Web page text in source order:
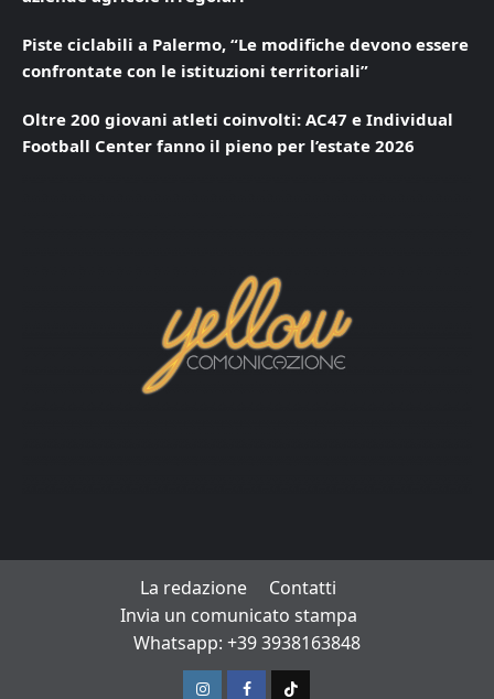
Piste ciclabili a Palermo, “Le modifiche devono essere
confrontate con le istituzioni territoriali”
Oltre 200 giovani atleti coinvolti: AC47 e Individual
Football Center fanno il pieno per l’estate 2026
La redazione
Contatti
Invia un comunicato stampa
Whatsapp: +39 3938163848